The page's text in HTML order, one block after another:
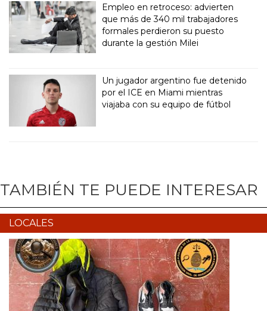
Empleo en retroceso: advierten
que más de 340 mil trabajadores
formales perdieron su puesto
durante la gestión Milei
Un jugador argentino fue detenido
por el ICE en Miami mientras
viajaba con su equipo de fútbol
TAMBIÉN TE PUEDE INTERESAR
LOCALES